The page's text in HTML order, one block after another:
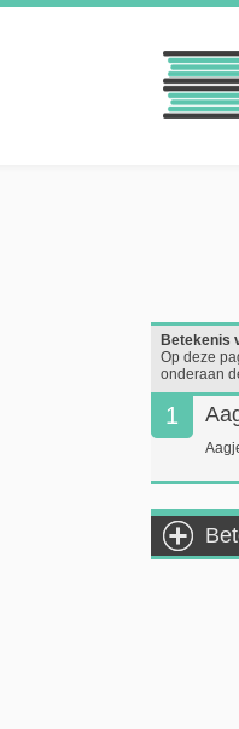
Betekenis
Op deze
onderaan
1